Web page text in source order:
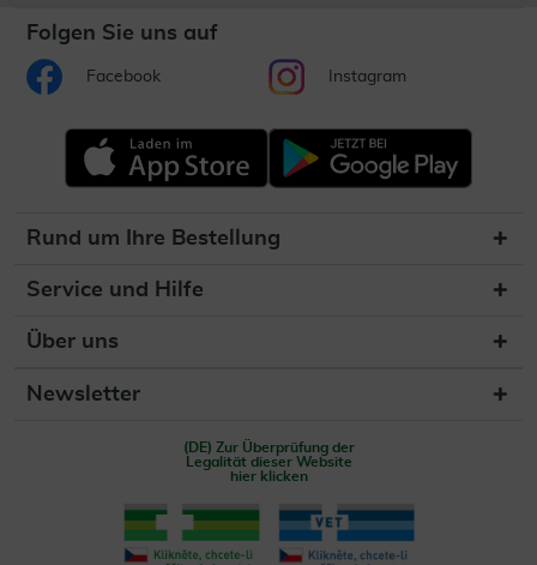
Folgen Sie uns auf
Facebook Instagram
Rund um Ihre Bestellung
Service und Hilfe
Über uns
Newsletter
(DE) Zur Überprüfung der
Legalität dieser Website
hier klicken